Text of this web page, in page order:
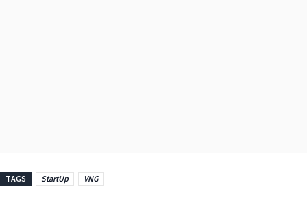
TAGS StartUp VNG